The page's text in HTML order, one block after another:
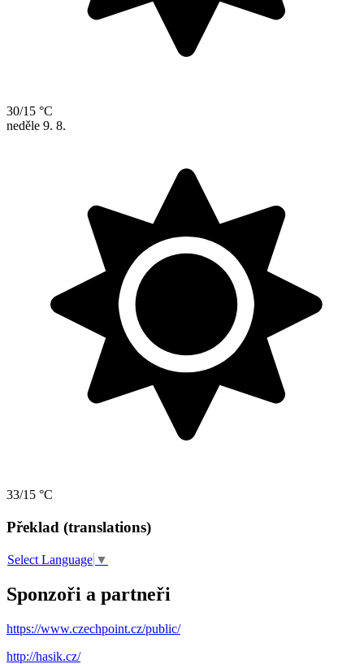
30/15 °C
neděle 9. 8.
33/15 °C
Překlad (translations)
Select Language ▼
Sponzoři a partneři
https://www.czechpoint.cz/public/
http://hasik.cz/